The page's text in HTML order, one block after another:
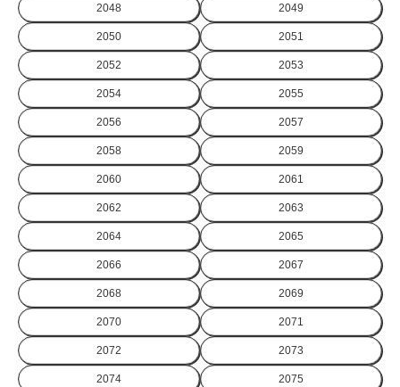
2048 2049
2050 2051
2052 2053
2054 2055
2056 2057
2058 2059
2060 2061
2062 2063
2064 2065
2066 2067
2068 2069
2070 2071
2072 2073
2074 2075